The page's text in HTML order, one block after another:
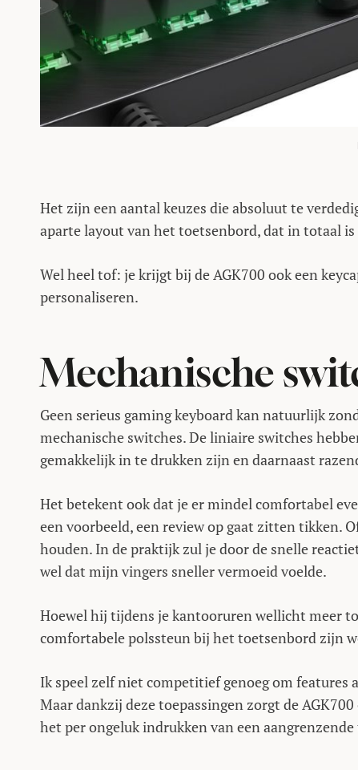
Het zijn een aantal keuzes die absoluut te
aparte layout van het toetsenbord, dat in totaal
Wel heel tof: je krijgt bij de AGK700 ook een
personaliseren.
Mechanische
Geen serieus gaming keyboard kan natuurlijk
mechanische switches. De liniaire switches
gemakkelijk in te drukken zijn en daarnaast
Het betekent ook dat je er mindel comfortabel
een voorbeeld, een review op gaat zitten tikken.
houden. In de praktijk zul je door de snelle
wel dat mijn vingers sneller vermoeid voelde.
Hoewel hij tijdens je kantooruren wellicht meer
comfortabele polssteun bij het toetsenbord zijn
Ik speel zelf niet competitief genoeg om
Maar dankzij deze toepassingen zorgt de
het per ongeluk indrukken van een